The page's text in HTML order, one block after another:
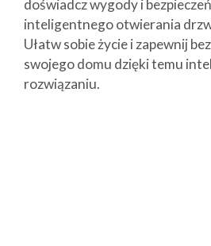
doświadcz wygody i
inteligentnego otwierania
Ułatw sobie życie i zapewnij
swojego domu dzięki temu
rozwiązaniu.